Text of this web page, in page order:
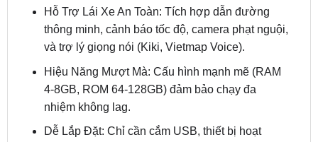
và trợ lý giọng nói (Kiki, Vietmap Voice).
Hiệu Năng Mượt Mà: Cấu hình mạnh mẽ (RAM
4-8GB, ROM 64-128GB) đảm bảo chạy đa
nhiệm không lag.
Dễ Lắp Đặt: Chỉ cần cắm USB, thiết bị hoạt
động ngay, phù hợp với hệ thống CarPlay của
Herio Green.